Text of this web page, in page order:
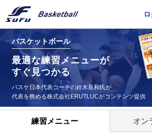
バスケットボール
最適な練習メニューが
すぐ見つかる
バスケ日本代表コーチの鈴木良和氏が
代表を務める株式会社ERUTLUCがコンテンツ提供
練習メニュー オン